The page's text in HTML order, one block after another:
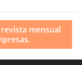
mensual